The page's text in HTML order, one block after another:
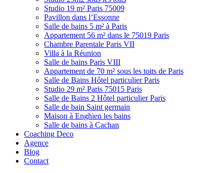
Studio 19 m² Paris 75009
Pavillon dans l’Essonne
Salle de bains 5 m² à Paris
Appartement 56 m² dans le 75019 Paris
Chambre Parentale Paris VII
Villa à la Réunion
Salle de bains Paris VIII
Appartement de 70 m² sous les toits de Paris
Salle de Bains Hôtel particulier Paris
Studio 29 m² Paris 75015 Paris
Salle de Bains 2 Hôtel particulier Paris
Salle de bain Saint germain
Maison à Enghien les bains
Salle de bains à Cachan
Coaching Deco
Agence
Blog
Contact